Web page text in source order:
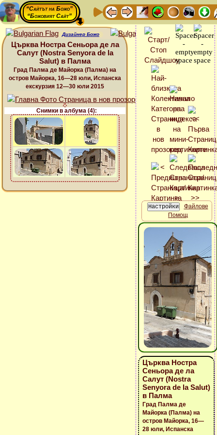
“Сайтът на Божо”
“Божовият Сайт”
Дизайнер Божо
Църква Ностра Сеньора де ла
Салут (Nostra Senyora de la
Salut) в Палма
Град Палма де Майорка (Палма) на
остров Майорка, 16—28 юли, Испанска
екскурзия 12—30 юли 2015
Снимки в албума (4):
Файлове
Помощ
Църква Ностра
Сеньора де ла
Салут (Nostra
Senyora de la Salut)
в Палма
Град Палма де
Майорка (Палма) на
остров Майорка, 16—
28 юли, Испанска